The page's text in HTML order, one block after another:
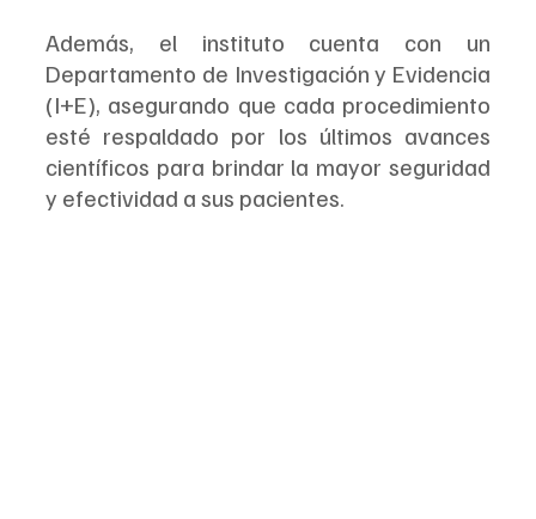
Además, el instituto cuenta con un
Departamento de Investigación y Evidencia
(I+E), asegurando que cada procedimiento
esté respaldado por los últimos avances
científicos para brindar la mayor seguridad
y efectividad a sus pacientes.